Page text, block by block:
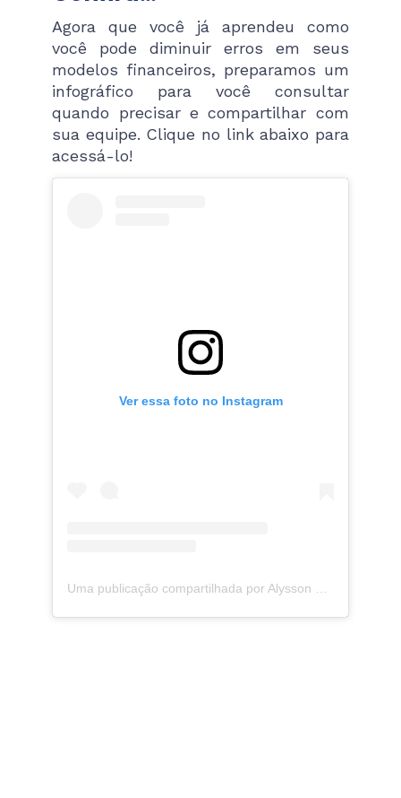
Agora que você já aprendeu como
você pode diminuir erros em seus
modelos financeiros, preparamos um
infográfico para você consultar
quando precisar e compartilhar com
sua equipe. Clique no link abaixo para
acessá-lo!
Ver essa foto no Instagram